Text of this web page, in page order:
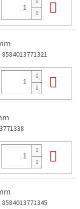
8584013771321
8584013771345